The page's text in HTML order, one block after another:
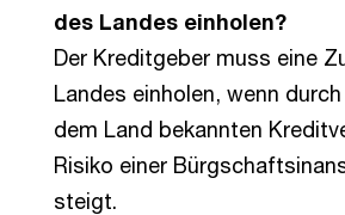
des Landes einholen?
Der Kreditgeber muss eine
Landes einholen, wenn
dem Land bekannten
Risiko einer
steigt.